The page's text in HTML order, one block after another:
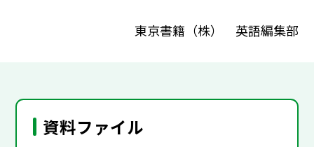
東京書籍（株） 英語編集部
資料ファイル